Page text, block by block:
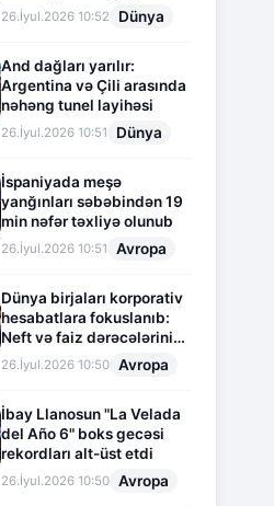
26.İyul.2026 10:52 Dünya
And dağları yarılır:
Argentina və Çili arasında
nəhəng tunel layihəsi
26.İyul.2026 10:51 Dünya
İspaniyada meşə
yanğınları səbəbindən 19
min nəfər təxliyə olunub
26.İyul.2026 10:51 Avropa
Dünya birjaları korporativ
hesabatlara fokuslanıb:
Neft və faiz dərəcələrinin
təsiri altında cari vəziyyət
26.İyul.2026 10:50 Avropa
İbay Llanosun "La Velada
del Año 6" boks gecəsi
rekordları alt-üst etdi
26.İyul.2026 10:50 Avropa